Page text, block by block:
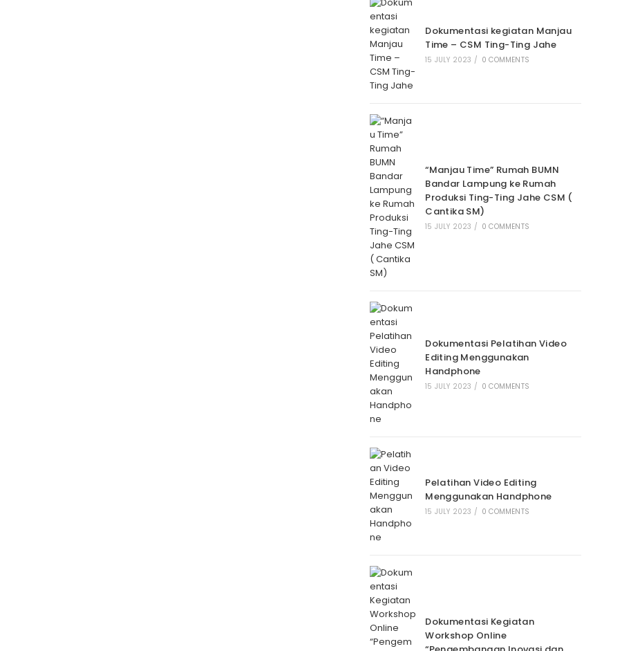
Dokumentasi kegiatan Manjau
Time – CSM Ting-Ting Jahe
15 JULY 2023 / 0 COMMENTS
“Manjau Time” Rumah BUMN
Bandar Lampung ke Rumah
Produksi Ting-Ting Jahe CSM (
Cantika SM)
15 JULY 2023 / 0 COMMENTS
Dokumentasi Pelatihan Video
Editing Menggunakan
Handphone
15 JULY 2023 / 0 COMMENTS
Pelatihan Video Editing
Menggunakan Handphone
15 JULY 2023 / 0 COMMENTS
Dokumentasi Kegiatan
Workshop Online